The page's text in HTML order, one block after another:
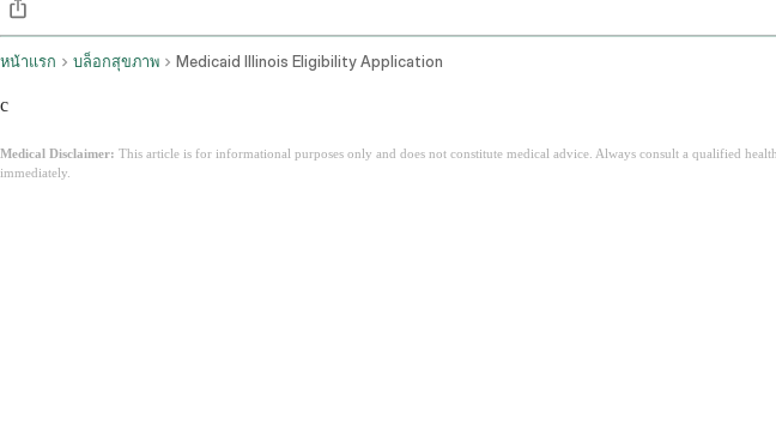
หน้าแรก บล็อกสุขภาพ Medicaid Illinois Eligibility Application
c
Medical Disclaimer: This article is for informational purposes only and does not constitute medical advice. Always consult a qualified
immediately.